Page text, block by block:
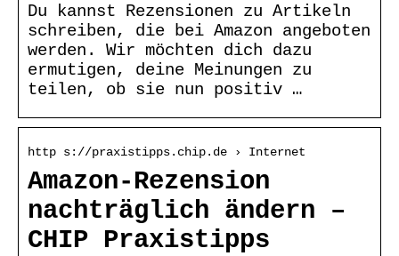
Du kannst Rezensionen zu Artikeln
schreiben, die bei Amazon angeboten
werden. Wir möchten dich dazu
ermutigen, deine Meinungen zu
teilen, ob sie nun positiv …
http s://praxistipps.chip.de › Internet
Amazon-Rezension
nachträglich ändern –
CHIP Praxistipps